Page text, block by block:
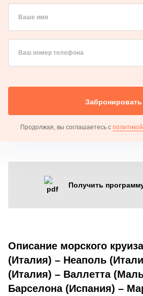
Ваше имя
Ваш номер телефона
Забронировать
Продолжая, вы соглашаетесь с
Получить
Описание морского
(Италия) – Неаполь
(Италия) – Валлетта
Барселона (Испания) –